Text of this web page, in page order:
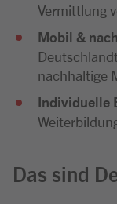
Vermittlung
Mobil &
nachhaltige
Individuelle
Das sind